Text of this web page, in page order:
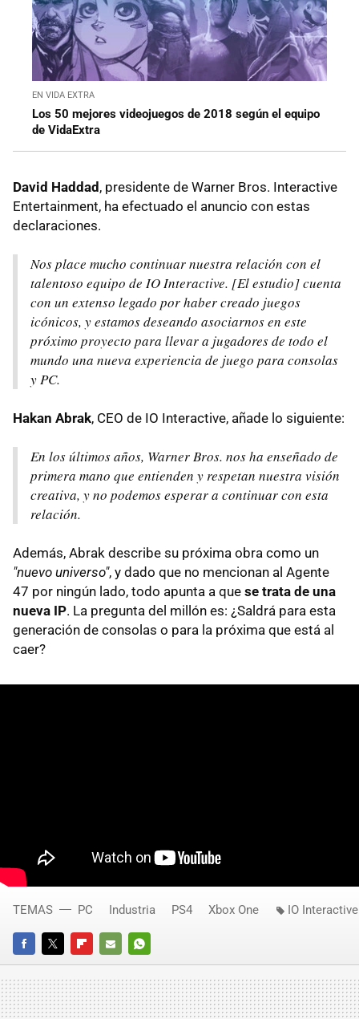
EN VIDA EXTRA
Los 50 mejores videojuegos de 2018 según el equipo
de VidaExtra
David Haddad, presidente de Warner Bros. Interactive
Entertainment, ha efectuado el anuncio con estas
declaraciones.
Nos place mucho continuar nuestra relación con el
talentoso equipo de IO Interactive. [El estudio] cuenta
con un extenso legado por haber creado juegos
icónicos, y estamos deseando asociarnos en este
próximo proyecto para llevar a jugadores de todo el
mundo una nueva experiencia de juego para consolas
y PC.
Hakan Abrak, CEO de IO Interactive, añade lo siguiente:
En los últimos años, Warner Bros. nos ha enseñado de
primera mano que entienden y respetan nuestra visión
creativa, y no podemos esperar a continuar con esta
relación.
Además, Abrak describe su próxima obra como un
"nuevo universo", y dado que no mencionan al Agente
47 por ningún lado, todo apunta a que se trata de una
nueva IP. La pregunta del millón es: ¿Saldrá para esta
generación de consolas o para la próxima que está al
caer?
FACEBOOKTWITTERFLIPBOARD
E-
MAIL
WHATSAPP
TEMAS PC Industria PS4 Xbox One IO Interactive